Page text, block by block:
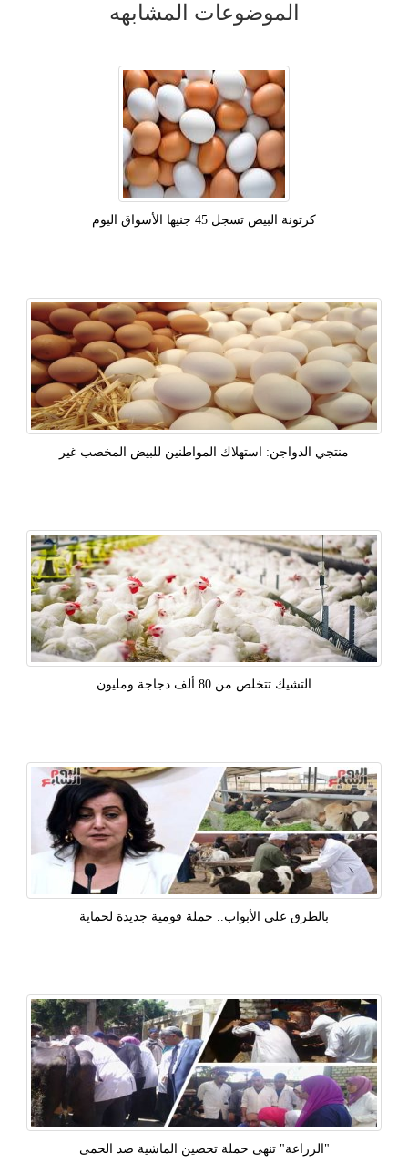
الموضوعات المشابهه
كرتونة البيض تسجل 45 جنيها الأسواق اليوم
منتجي الدواجن: استهلاك المواطنين للبيض المخصب غير
التشيك تتخلص من 80 ألف دجاجة ومليون
بالطرق على الأبواب.. حملة قومية جديدة لحماية
"الزراعة" تنهى حملة تحصين الماشية ضد الحمى